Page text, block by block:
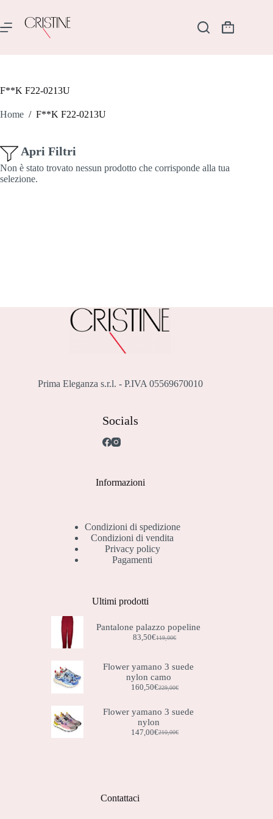
contenuto
Carrello
F**K F22-0213U
Home / F**K F22-0213U
Apri Filtri
Non è stato trovato nessun prodotto che corrisponde alla tua
selezione.
Prima Eleganza s.r.l. - P.IVA 05569670010
Socials
Informazioni
Condizioni di spedizione
Condizioni di vendita
Privacy policy
Pagamenti
Ultimi prodotti
Pantalone palazzo popeline
119,00€
Il
era:
119,00€.
83,50€Il
è:
83,50€.
Flower yamano 3 suede
nylon camo
229,00€
Il
originale
era:
229,00€.
160,50€
Il
attuale
è:
160,50€.
Flower yamano 3 suede
nylon
210,00€
Il
147,00€
Il
Contattaci